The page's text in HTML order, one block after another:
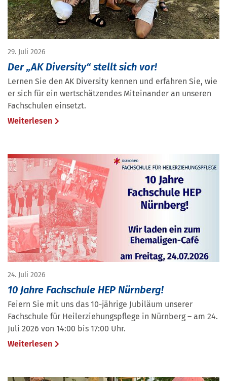
29. Juli 2026
Der „AK Diversity“ stellt sich vor!
Lernen Sie den AK Diversity kennen und erfahren Sie, wie
er sich für ein wertschätzendes Miteinander an unseren
Fachschulen einsetzt.
Weiterlesen
24. Juli 2026
10 Jahre Fachschule HEP Nürnberg!
Feiern Sie mit uns das 10-jährige Jubiläum unserer
Fachschule für Heilerziehungspflege in Nürnberg – am 24.
Juli 2026 von 14:00 bis 17:00 Uhr.
Weiterlesen